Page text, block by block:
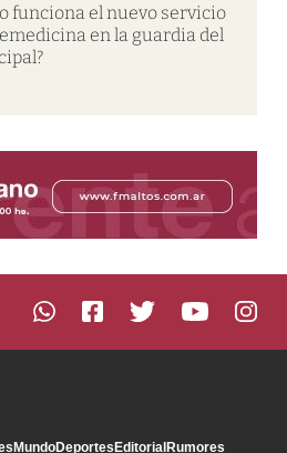
funciona el nuevo servicio
en la guardia del
MundoDeportesEditorialRumores